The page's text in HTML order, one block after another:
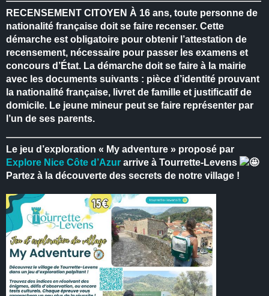
RECENSEMENT CITOYEN À 16 ans, toute personne de
nationalité française doit se faire recenser. Cette
démarche est obligatoire pour obtenir l’attestation de
recensement, nécessaire pour passer les examens et
concours d’État. La démarche doit se faire à la mairie
avec les documents suivants : pièce d’identité prouvant
la nationalité française, livret de famille et justificatif de
domicile. Le jeune mineur peut se faire représenter par
l’un de ses parents.
Le jeu d’exploration « My adventure » proposé par
Explore Nice Côte d’Azur arrive à Tourrette-Levens
Partez à la découverte des secrets de notre village !